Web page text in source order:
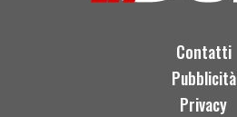
Contatti
Pubblicità
Privacy